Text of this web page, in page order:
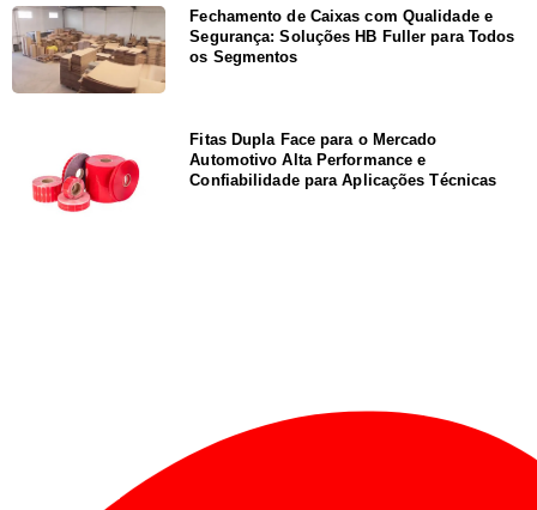
Fechamento de Caixas com Qualidade e
Segurança: Soluções HB Fuller para Todos
os Segmentos
Fitas Dupla Face para o Mercado
Automotivo Alta Performance e
Confiabilidade para Aplicações Técnicas